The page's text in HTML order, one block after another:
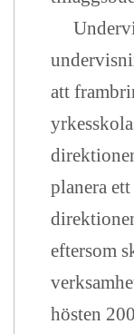
att
planera
eftersom
hösten